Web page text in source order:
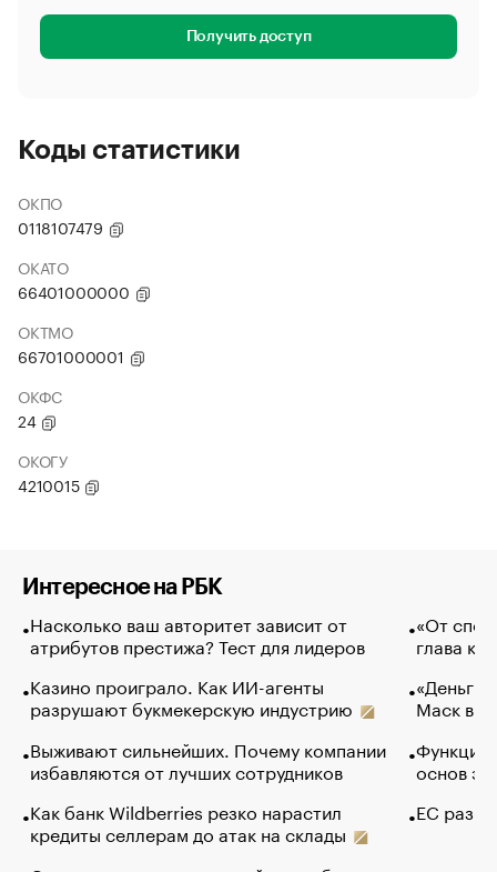
Получить доступ
Коды статистики
ОКПО
0118107479
ОКАТО
66401000000
ОКТМО
66701000001
ОКФС
24
ОКОГУ
4210015
Интересное на РБК
Насколько ваш авторитет зависит от
атрибутов престижа? Тест для лидеров
Казино проиграло. Как ИИ-агенты
разрушают букмекерскую индустрию
Выживают сильнейших. Почему компании
избавляются от лучших сотрудников
Как банк Wildberries резко нарастил
кредиты селлерам до атак на склады
«От
глава
«Деньги
Маск в
Функции
основ
ЕС